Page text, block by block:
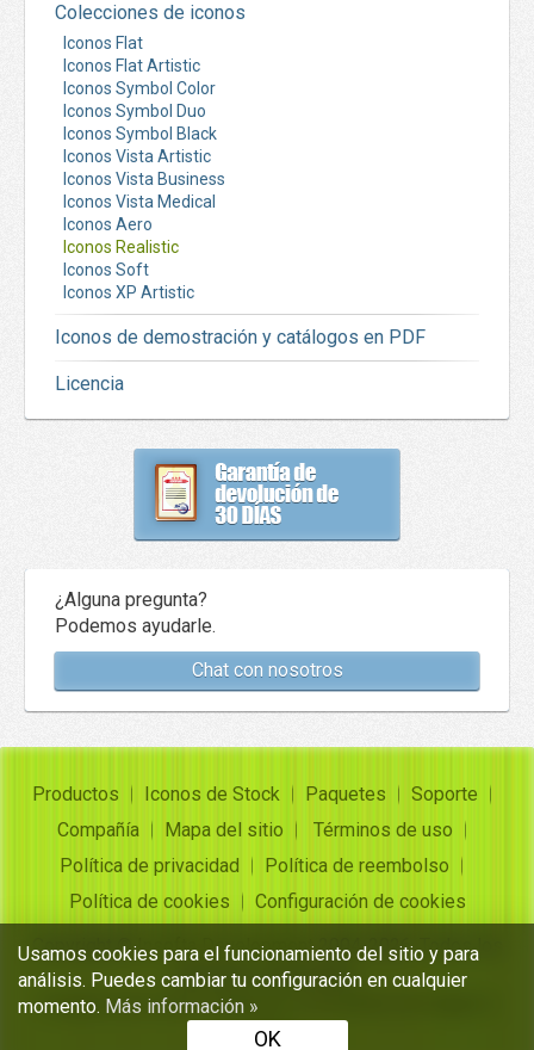
Colecciones de iconos
Iconos Flat
Iconos Flat Artistic
Iconos Symbol Color
Iconos Symbol Duo
Iconos Symbol Black
Iconos Vista Artistic
Iconos Vista Business
Iconos Vista Medical
Iconos Aero
Iconos Realistic
Iconos Soft
Iconos XP Artistic
Iconos de demostración y catálogos en PDF
Licencia
¿Alguna pregunta?
Podemos ayudarle.
Chat con nosotros
Productos Iconos de Stock Paquetes
Soporte
Compañía
Mapa del sitio
Términos de uso
Política de privacidad
Política de reembolso
Política de cookies
Configuración de cookies
Copyright ©Insofta Development 2004-2026. Todos los
derechos reservados
Conjuntos de iconos gratuitos, convertidor de imagen a
icono
Usamos cookies para el funcionamiento del sitio y para
análisis. Puedes cambiar tu configuración en cualquier
momento. Más información »
OK